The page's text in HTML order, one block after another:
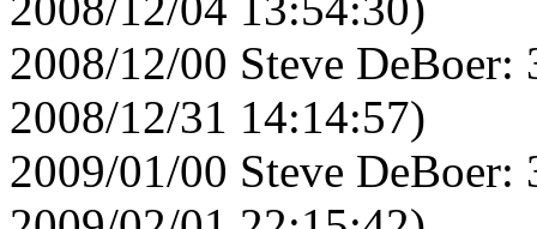
2008/12/00 Steve
2008/12/31 14:14:57)
2009/01/00 Steve